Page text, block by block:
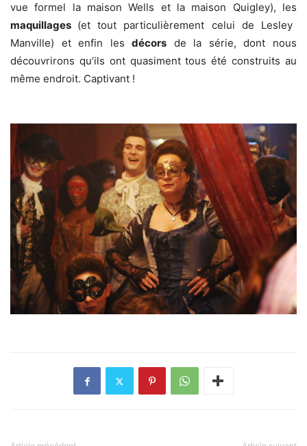
vue formel la maison Wells et la maison Quigley), les
maquillages (et tout particulièrement celui de Lesley
Manville) et enfin lesdécors de la série, dont nous
découvrirons qu’ils ont quasiment tous été construits au
même endroit. Captivant !